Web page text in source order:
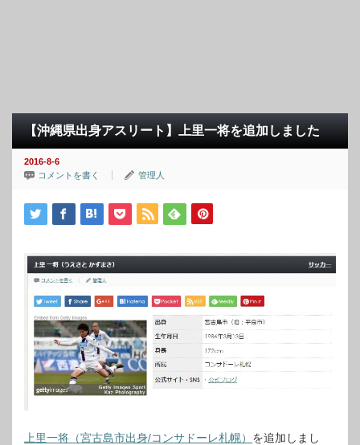
【沖縄県出身アスリート】上里一将を追加しました
2016-8-6
コメントを書く
管理人
上里一将（宮古島市出身/コンサドーレ札幌） を追加しまし